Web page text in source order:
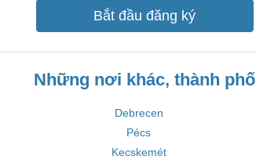
Bắt đầu đăng ký
Những nơi khác, thành phố
Debrecen
Pécs
Kecskemét